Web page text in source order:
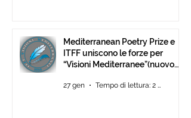
Mediterranean Poetry Prize e
ITFF uniscono le forze per
“Visioni Mediterranee”(nuovo
27 gen Tempo di lettura: 2 min